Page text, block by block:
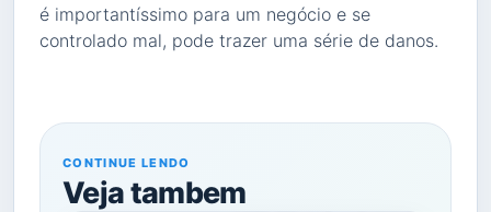
é importantíssimo para um negócio e se
controlado mal, pode trazer uma série de danos.
CONTINUE LENDO
Veja tambem